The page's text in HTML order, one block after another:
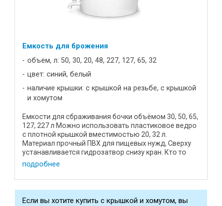
Емкость для брожения
объем, л: 50, 30, 20, 48, 227, 127, 65, 32
цвет: синий, белый
наличие крышки: с крышкой на резьбе, с крышкой
и хомутом
Емкости для сбраживания бочки объёмом 30, 50, 65,
127, 227 л Можно использовать пластиковое ведро
с плотной крышкой вместимостью 20, 32 л.
Материал прочный ПВХ для пищевых нужд, Сверху
устанавливается гидрозатвор снизу кран. Кто то
больше ...
подробнее
Если вы хотите купить с крышкой и хомутом, вы